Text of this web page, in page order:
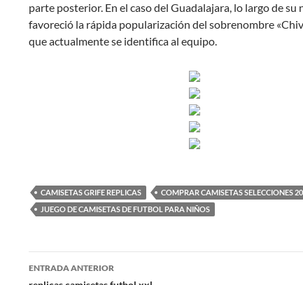
parte posterior. En el caso del Guadalajara, lo largo de su
favoreció la rápida popularización del sobrenombre
que actualmente se identifica al equipo.
CAMISETAS GRIFE REPLICAS
COMPRAR CAMISETAS SELECCIONES
JUEGO DE CAMISETAS DE FUTBOL PARA NIÑOS
Navegación
ENTRADA ANTERIOR